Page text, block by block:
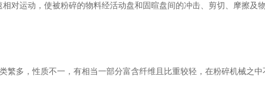
对运动，使被粉碎的物料经活动盘和固暄盘间的冲击、剪切、摩擦及
多，性质不一，有相当一部分富含纤维且比重较轻，在粉碎机械之中